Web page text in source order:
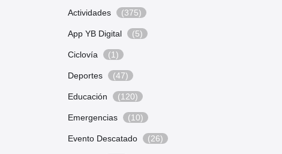
Actividades (375)
App YB Digital (5)
Ciclovía (1)
Deportes (47)
Educación (120)
Emergencias (10)
Evento Descatado (26)